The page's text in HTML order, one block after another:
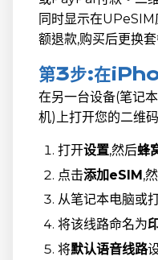
同时显示在
额退款,购买后更换
第3步:在
在另一台设备(笔记
机)上打开您的二维
打开设置,然后蜂
点击添加eSIM,
从笔记本电脑或
将该线路命名为
将默认语音线路